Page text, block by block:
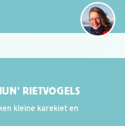
RIETVOGELS
kleine karekiet en